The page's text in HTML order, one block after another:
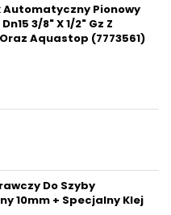
Pionowy
3/8" X 1/2" Gz Z
Aquastop (7773561)
Do Szyby
10mm + Specjalny Klej